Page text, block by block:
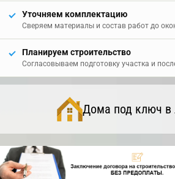
Уточняем комплектацию
Сверяем материалы и состав работ до
Планируем строительство
Согласовываем подготовку участка и
Дома под ключ в